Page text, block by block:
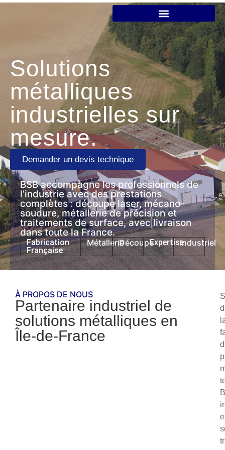
Solutions
métalliques
industrielles sur
mesure.
Demander un devis technique
BSB accompagne les professionnels de
l’industrie avec des prestations
complètes : découpe laser, mécano-
soudure, métallerie de précision et
traitements de surface, avec livraison
dans toute la France.
Fabrication
Française
MétallerieDécoupeExpertiseIndustriel
À PROPOS DE NOUS
Partenaire industriel de
solutions métalliques en
Île-de-France